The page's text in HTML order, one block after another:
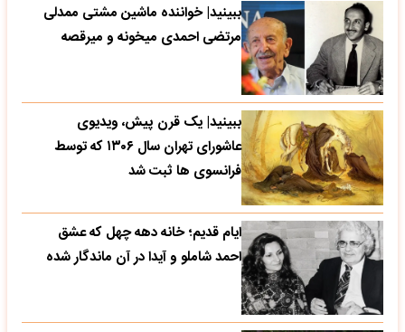
ببینید| خواننده ماشین مشتی ممدلی
مرتضی احمدی میخونه و میرقصه
ببینید| یک قرن پیش، ویدیوی
عاشورای تهران سال ۱۳۰۶ که توسط
فرانسوی ها ثبت شد
ایام قدیم؛ خانه دهه چهل که عشق
احمد شاملو و آیدا در آن ماندگار شده